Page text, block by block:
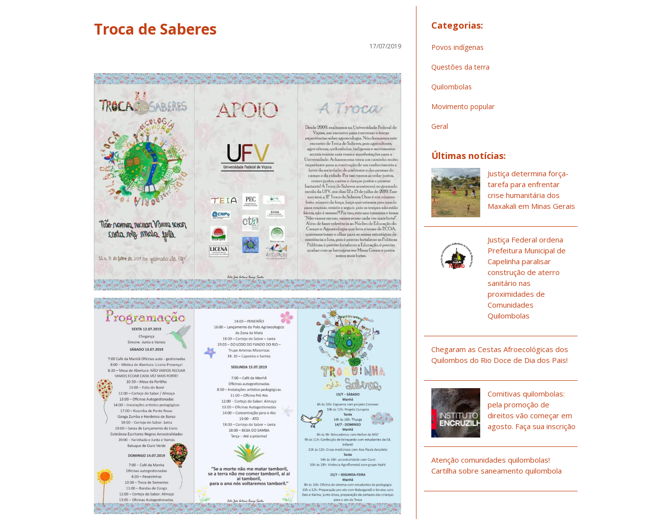
Troca de Saberes
17/07/2019
Categorias:
Povos indígenas
Questões da terra
Quilombolas
Movimento popular
Geral
Últimas notícias:
Justiça determina força-
tarefa para enfrentar
crise humanitária dos
Maxakali em Minas Gerais
Justiça Federal ordena
Prefeitura Municipal de
Capelinha paralisar
construção de aterro
sanitário nas
proximidades de
Comunidades
Quilombolas
Chegaram as Cestas Afroecológicas dos
Quilombos do Rio Doce de Dia dos Pais!
Comitivas quilombolas:
pela promoção de
direitos vão começar em
agosto. Faça sua inscrição
Atenção comunidades quilombolas!
Cartilha sobre saneamento quilombola